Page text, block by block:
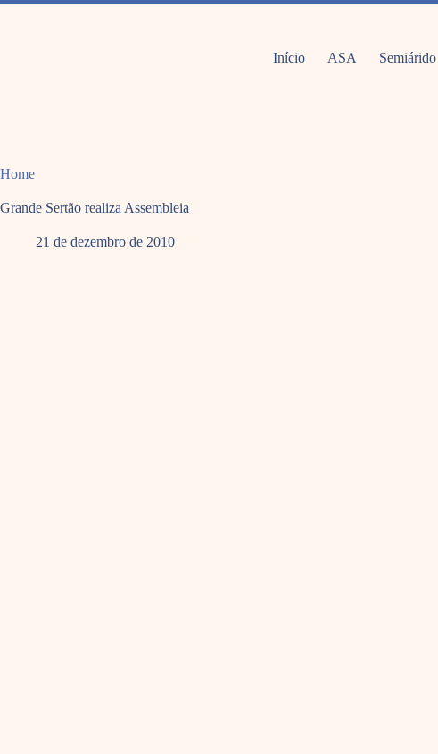
Pular
Início ASA Semiárido
Home
Grande Sertão realiza Assembleia
21 de dezembro de 2010